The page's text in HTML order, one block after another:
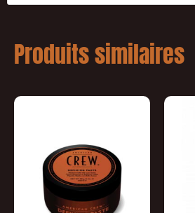
Produits similaires